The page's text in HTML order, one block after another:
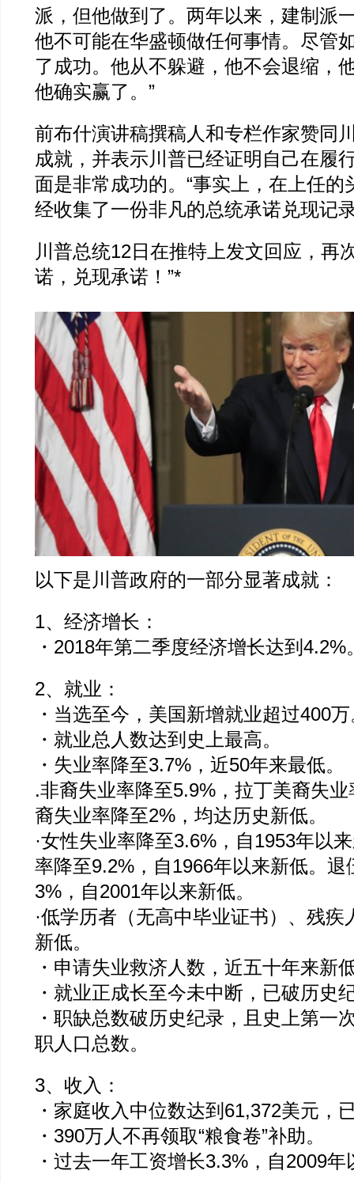
派，但他做到了。两年以来，建制派
他不可能在华盛顿做任何事情。尽管
了成功。他从不躲避，他不会退缩，
他确实赢了。”
前布什演讲稿撰稿人和专栏作家赞同
成就，并表示川普已经证明自己在履
面是非常成功的。“事实上，在上任的
经收集了一份非凡的总统承诺兑现记
川普总统12日在推特上发文回应，再
诺，兑现承诺！”*
以下是川普政府的一部分显著成就：
1、经济增长：
・2018年第二季度经济增长达到4.2%
2、就业：
・当选至今，美国新增就业超过400
・就业总人数达到史上最高。
・失业率降至3.7%，近50年来最低。
.非裔失业率降至5.9%，拉丁美裔失
裔失业率降至2%，均达历史新低。
·女性失业率降至3.6%，自1953年以
率降至9.2%，自1966年以来新低。退
3%，自2001年以来新低。
·低学历者（无高中毕业证书）、残疾
新低。
・申请失业救济人数，近五十年来新
・就业正成长至今未中断，已破历史
・职缺总数破历史纪录，且史上第一
职人口总数。
3、收入：
・家庭收入中位数达到61,372美元，
・390万人不再领取“粮食卷”补助。
・过去一年工资增长3.3%，自2009年